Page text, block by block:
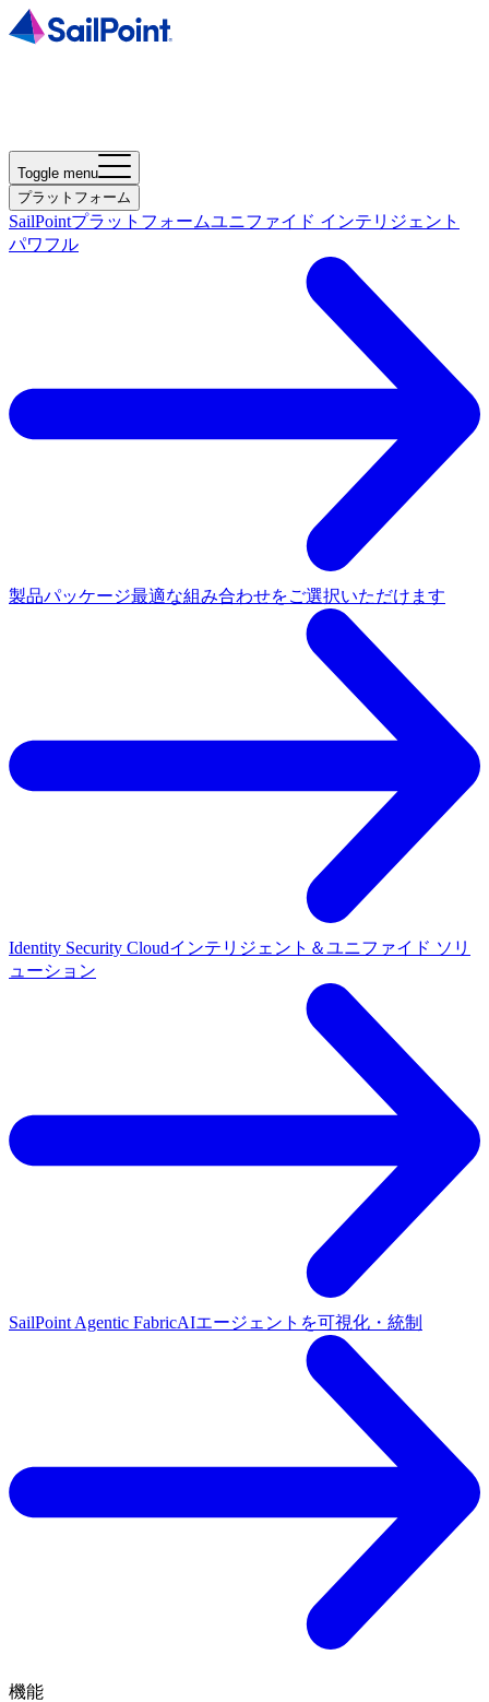
Toggle menu
プラットフォーム
SailPointプラットフォームユニファイド インテリジェント
パワフル
製品パッケージ最適な組み合わせをご選択いただけます
Identity Security Cloudインテリジェント＆ユニファイド ソリ
ューション
SailPoint Agentic FabricAIエージェントを可視化・統制
機能